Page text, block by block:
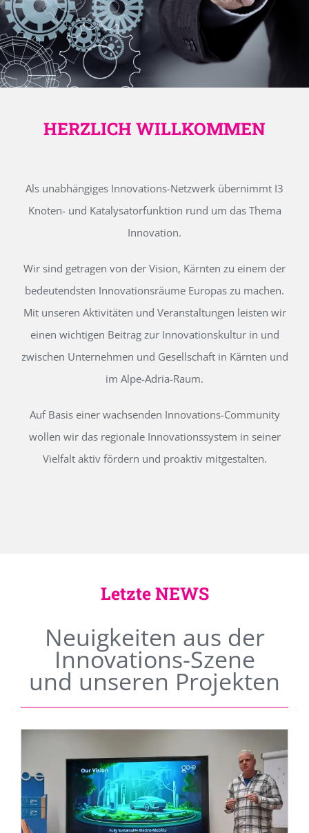
HERZLICH WILLKOMMEN
Als unabhängiges Innovations-Netzwerk übernimmt I3
Knoten- und Katalysatorfunktion rund um das Thema
Innovation.
Wir sind getragen von der Vision, Kärnten zu einem der
bedeutendsten Innovationsräume Europas zu machen.
Mit unseren Aktivitäten und Veranstaltungen leisten wir
einen wichtigen Beitrag zur Innovationskultur in und
zwischen Unternehmen und Gesellschaft in Kärnten und
im Alpe-Adria-Raum.
Auf Basis einer wachsenden Innovations-Community
wollen wir das regionale Innovationssystem in seiner
Vielfalt aktiv fördern und proaktiv mitgestalten.
Letzte NEWS
Neuigkeiten aus der
Innovations-Szene
und unseren Projekten